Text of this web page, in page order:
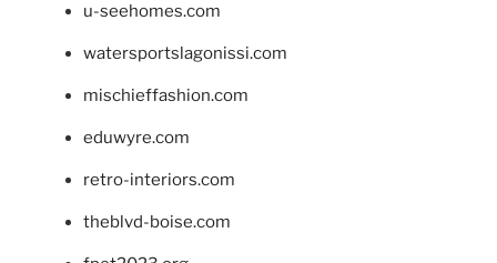
u-seehomes.com
watersportslagonissi.com
mischieffashion.com
eduwyre.com
retro-interiors.com
theblvd-boise.com